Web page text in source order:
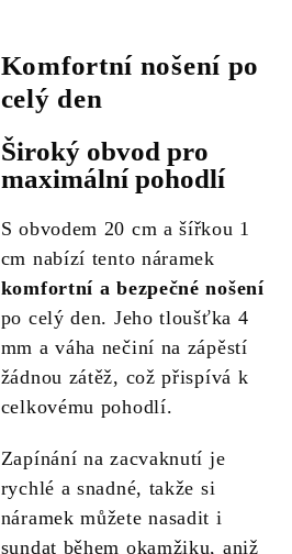
Komfortní nošení po
celý den
Široký obvod pro
maximální pohodlí
S obvodem 20 cm a šířkou 1
cm nabízí tento náramek
komfortní a bezpečné nošení
po celý den. Jeho tloušťka 4
mm a váha nečiní na zápěstí
žádnou zátěž, což přispívá k
celkovému pohodlí.
Zapínání na zacvaknutí je
rychlé a snadné, takže si
náramek můžete nasadit i
sundat během okamžiku, aniž